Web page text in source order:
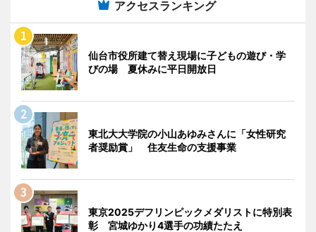
アクセスランキング
仙台市役所建て替え現場に子どもの遊び・学
びの場 夏休みに平日開放日
東北大大学院の小山あゆみさんに「女性研究
者奨励賞」 住友生命の支援事業
東京2025デフリンピックメダリストに特別表
彰 宮城ゆかり4選手の功績たたえ